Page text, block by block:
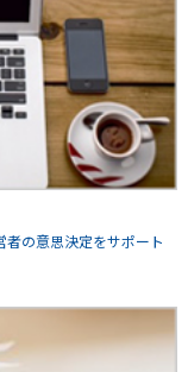
の意思決定をサポート